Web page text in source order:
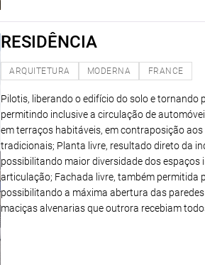
RESIDÊNCIA
ARQUITETURA MODERNA FRANCE
Pilotis, liberando o edifício do solo e tornando
permitindo inclusive a circulação de
em terraços habitáveis, em contraposição
tradicionais; Planta livre, resultado direto da
possibilitando maior diversidade dos
articulação; Fachada livre, também permitida
possibilitando a máxima abertura das
maciças alvenarias que outrora recebiam